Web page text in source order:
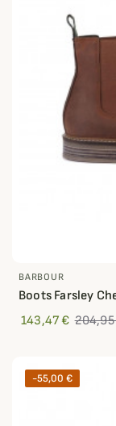
BARBOUR
Boots Farsley
143,47 €
-55,00 €